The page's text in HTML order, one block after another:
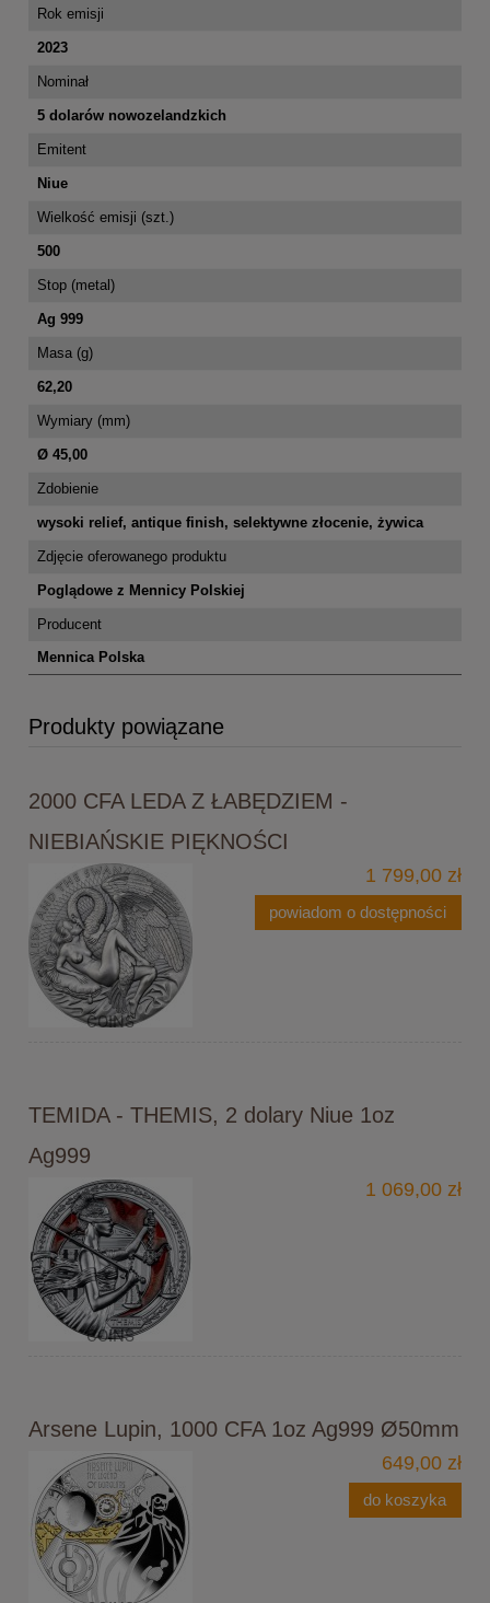
Rok emisji
2023
Nominał
5 dolarów nowozelandzkich
Emitent
Niue
Wielkość emisji (szt.)
500
Stop (metal)
Ag 999
Masa (g)
62,20
Wymiary (mm)
Ø 45,00
Zdobienie
wysoki relief, antique finish, selektywne złocenie, żywica
Zdjęcie oferowanego produktu
Poglądowe z Mennicy Polskiej
Producent
Mennica Polska
Produkty powiązane
2000 CFA LEDA Z ŁABĘDZIEM -
NIEBIAŃSKIE PIĘKNOŚCI
1 799,00 zł
powiadom o dostępności
TEMIDA - THEMIS, 2 dolary Niue 1oz
Ag999
1 069,00 zł
Arsene Lupin, 1000 CFA 1oz Ag999 Ø50mm
649,00 zł
do koszyka